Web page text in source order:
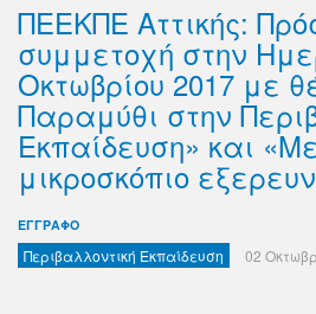
ΠΕΕΚΠΕ Αττικής:
συμμετοχή στην
Οκτωβρίου 2017 με
Παραμύθι στην
Εκπαίδευση» και
μικροσκόπιο
ΕΓΓΡΑΦΟ
Περιβαλλοντική Εκπαίδευση 02